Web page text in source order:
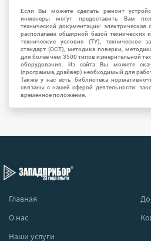
Если Вы можете сделать ремонт
инженеры могут предоставить Вам
технической документации:
располагаем обширной базой технических
технические условия (ТУ), техническое
стандарт (ОСТ), методика поверки,
для более чем 3500 типов измерительной
оборудования. Из сайта Вы можете
(программа, драйвер) необходимый для
Также у нас есть библиотека
связаны с нашей сферой деятельности:
временное положение.
Главная
О нас
Наши услуги